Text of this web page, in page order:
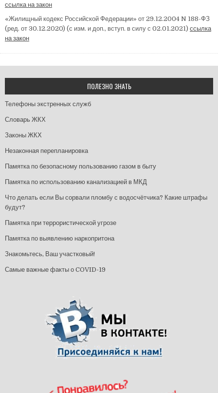
ссылка на закон
«Жилищный кодекс Российской Федерации» от 29.12.2004 N 188-ФЗ
(ред. от 30.12.2020) (с изм. и доп., вступ. в силу с 02.01.2021) ссылка
на закон
ПОЛЕЗНО ЗНАТЬ
Телефоны экстренных служб
Словарь ЖКХ
Законы ЖКХ
Незаконная перепланировка
Памятка по безопасному пользованию газом в быту
Памятка по использованию канализацией в МКД
Что делать если Вы сорвали пломбу с водосчётчика? Какие штрафы
будут?
Памятка при террористической угрозе
Памятка по выявлению наркопритона
Знакомьтесь, Ваш участковый!
Самые важные факты о COVID-19